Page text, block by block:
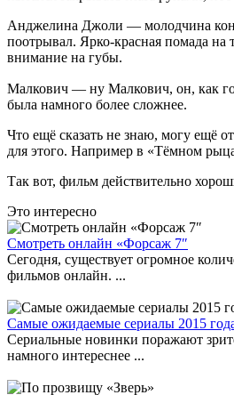
Анджелина Джоли — молодчина
поотрывал. Ярко-красная помада
внимание на губы.
Малкович — ну Малкович, он, как
была намного более сложнее.
Что ещё сказать не знаю, могу ещё
для этого. Например в «Тёмном
Так вот, фильм действительно
Это интересно
Смотреть онлайн «Форсаж 7″
Сегодня, существует огромное
фильмов онлайн. ...
Самые ожидаемые сериалы 2015
Сериальные новинки поражают
намного интереснее ...